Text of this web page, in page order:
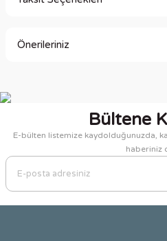
Önerileriniz
Görüş ve önerileriniz için teşekkür
Ürün resmi kalitesiz, bozuk veya
Ürün açıklamasında eksik bilgiler
Ürün bilgilerinde hatalar
Bültene
E-bülten listemize kaydolduğunuzda,
haberiniz